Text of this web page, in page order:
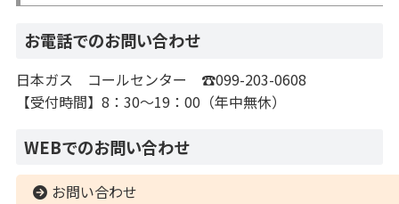
お電話でのお問い合わせ
日本ガス コールセンター ☎099-203-0608
【受付時間】8：30～19：00（年中無休）
WEBでのお問い合わせ
お問い合わせ